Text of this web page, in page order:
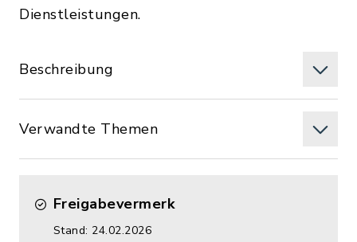
Dienstleistungen.
Beschreibung
Verwandte Themen
Freigabevermerk
Stand: 24.02.2026